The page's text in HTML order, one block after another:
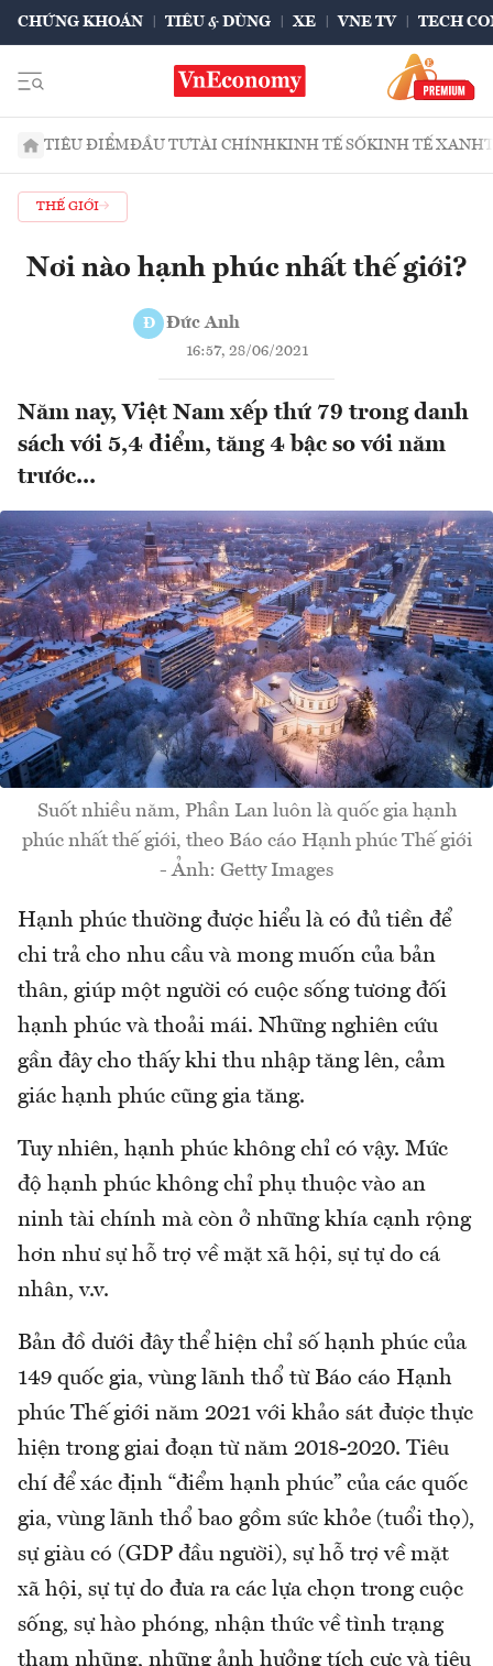
CHỨNG KHOÁN TIÊU & DÙNG XE VNE TV TECH
TIÊU ĐIỂMĐẦU TƯTÀI CHÍNHKINH TẾ SỐKINH TẾ XANH
THẾ GIỚI
Nơi nào hạnh phúc nhất thế giới?
Đ Đức Anh
16:57, 28/06/2021
Năm nay, Việt Nam xếp thứ 79 trong danh
sách với 5,4 điểm, tăng 4 bậc so với năm
trước...
Suốt nhiều năm, Phần Lan luôn là quốc gia hạnh
phúc nhất thế giới, theo Báo cáo Hạnh phúc Thế giới
- Ảnh: Getty Images
Hạnh phúc thường được hiểu là có đủ tiền để
chi trả cho nhu cầu và mong muốn của bản
thân, giúp một người có cuộc sống tương đối
hạnh phúc và thoải mái. Những nghiên cứu
gần đây cho thấy khi thu nhập tăng lên, cảm
giác hạnh phúc cũng gia tăng.
Tuy nhiên, hạnh phúc không chỉ có vậy. Mức
độ hạnh phúc không chỉ phụ thuộc vào an
ninh tài chính mà còn ở những khía cạnh rộng
hơn như sự hỗ trợ về mặt xã hội, sự tự do cá
nhân, v.v.
Bản đồ dưới đây thể hiện chỉ số hạnh phúc của
149 quốc gia, vùng lãnh thổ từ Báo cáo Hạnh
phúc Thế giới năm 2021 với khảo sát được thực
hiện trong giai đoạn từ năm 2018-2020. Tiêu
chí để xác định “điểm hạnh phúc” của các quốc
gia, vùng lãnh thổ bao gồm sức khỏe (tuổi thọ),
sự giàu có (GDP đầu người), sự hỗ trợ về mặt
xã hội, sự tự do đưa ra các lựa chọn trong cuộc
sống, sự hào phóng, nhận thức về tình trạng
tham nhũng, những ảnh hưởng tích cực và tiêu